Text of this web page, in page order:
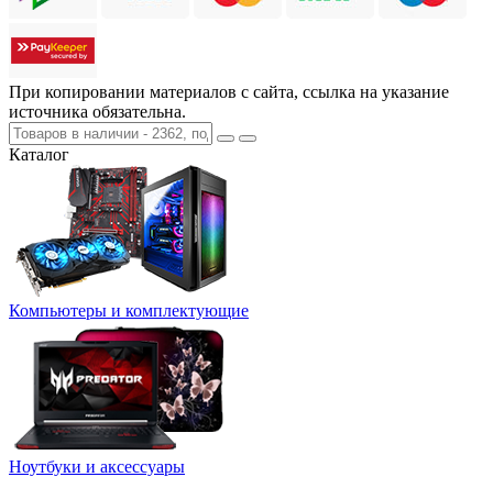
При копировании материалов с сайта, ссылка на указание
источника обязательна.
Каталог
Компьютеры и комплектующие
Ноутбуки и аксессуары